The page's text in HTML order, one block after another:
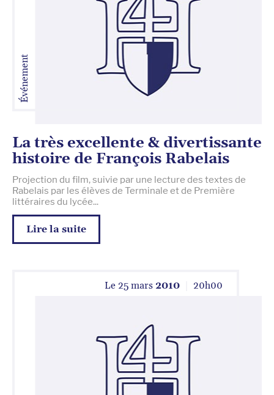
Événement
La très excellente & divertissante
histoire de François Rabelais
Projection du film, suivie par une lecture des textes de
Rabelais par les élèves de Terminale et de Première
littéraires du lycée...
Lire la suite
Le 25 mars 2010 20h00